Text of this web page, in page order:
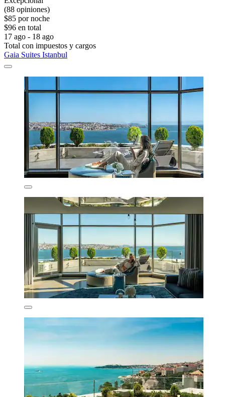
(88 opiniones)
$85 por noche
$96 en total
17 ago - 18 ago
Total con impuestos y cargos
Gaia Suites Istanbul